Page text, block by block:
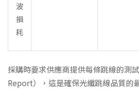
波
損
耗
採購時要求供應商提供每條跳線的測
Report），這是確保光纖跳線品質的